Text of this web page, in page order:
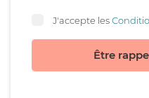
J'accepte les
Être